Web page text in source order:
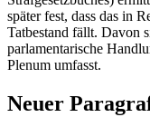
später fest, dass das in
Tatbestand fällt. Davon
parlamentarische
Plenum umfasst.
Neuer